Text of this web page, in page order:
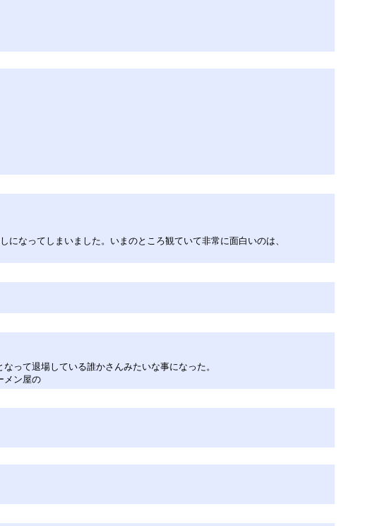
なってしまいました。いまのところ観ていて非常に面白いのは、
って退場している誰かさんみたいな事になった。
メン屋の